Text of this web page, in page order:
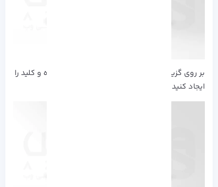
بر روی گزینه Create a New Access Key کلیک کرده و کلید را
ایجاد کنید: